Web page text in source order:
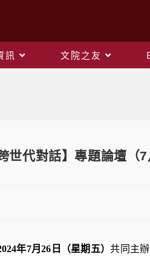
訊 文院之友
世代對話】專題論壇（7
年7月26日（星期五）共同主辦